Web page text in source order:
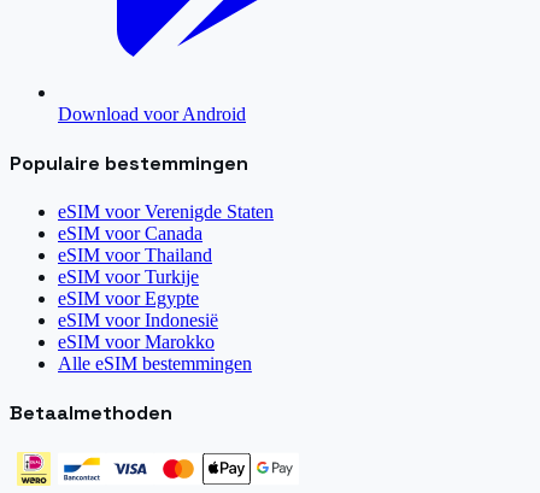
Download voor Android
Populaire bestemmingen
eSIM voorVerenigde Staten
eSIM voorCanada
eSIM voorThailand
eSIM voorTurkije
eSIM voorEgypte
eSIM voorIndonesië
eSIM voorMarokko
Alle eSIM bestemmingen
Betaalmethoden